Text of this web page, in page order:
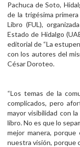
Alumnado
Aspirantes
Personal
Alumni
Pachuca de Soto,
de la trigésima
Libro (FUL),
Estado de Hidalgo
editorial de “La
con los autores del
César Doroteo.
“Los temas de la
complicados, pero
mayor visibilidad con
libro. No es que lo
mejor manera,
nuestra visión, porque